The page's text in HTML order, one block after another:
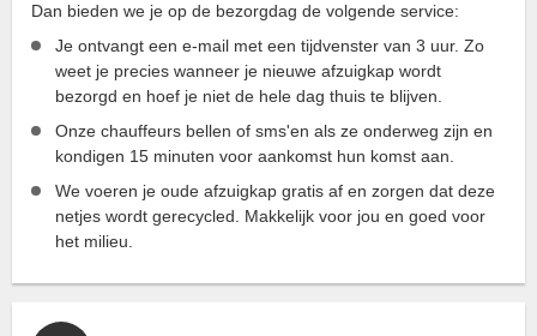
Dan bieden we je op de bezorgdag de volgende service:
Je ontvangt een e-mail met een tijdvenster van 3 uur. Zo
weet je precies wanneer je nieuwe afzuigkap wordt
bezorgd en hoef je niet de hele dag thuis te blijven.
Onze chauffeurs bellen of sms'en als ze onderweg zijn en
kondigen 15 minuten voor aankomst hun komst aan.
We voeren je oude afzuigkap gratis af en zorgen dat deze
netjes wordt gerecycled. Makkelijk voor jou en goed voor
het milieu.